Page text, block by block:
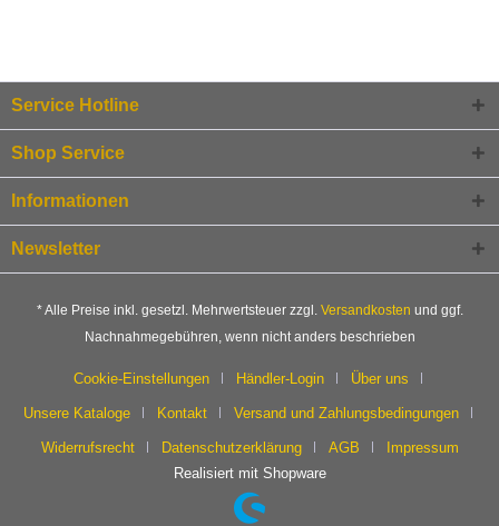
Service Hotline
Shop Service
Informationen
Newsletter
* Alle Preise inkl. gesetzl. Mehrwertsteuer zzgl. Versandkosten und ggf.
Nachnahmegebühren, wenn nicht anders beschrieben
Cookie-Einstellungen Händler-Login Über uns
Unsere Kataloge Kontakt Versand und Zahlungsbedingungen
Widerrufsrecht Datenschutzerklärung AGB
Impressum
Realisiert mit Shopware